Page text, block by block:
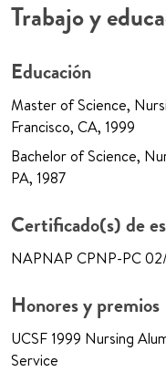
Trabajo y
Educación
Master of Science,
Francisco, CA, 1999
Bachelor of Science,
PA, 1987
Certificado(s) de
NAPNAP CPNP-PC
Honores y premios
UCSF 1999 Nursing
Service